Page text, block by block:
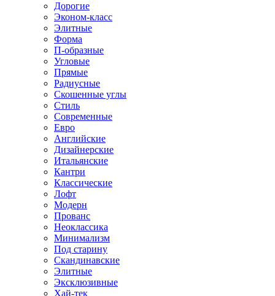
Дорогие
Эконом-класс
Элитные
Форма
П-образные
Угловые
Прямые
Радиусные
Скошенные углы
Стиль
Современные
Евро
Английские
Дизайнерские
Итальянские
Кантри
Классические
Лофт
Модерн
Прованс
Неоклассика
Минимализм
Под старину
Скандинавские
Элитные
Эксклюзивные
Хай-тек